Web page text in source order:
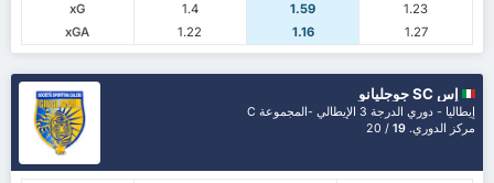
xG
1.4 1.59
1.23
xGA
1.22 1.16 1.27
إس SC جوجليانو
إيطاليا - دوري الدرجة 3 الإيطالي -المجموعة C
مركز الدوري. 19
/ 20